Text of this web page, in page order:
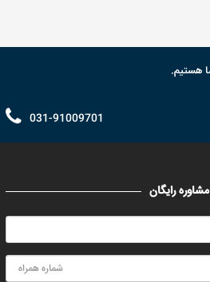
031-91009701
مشاوره رایگان